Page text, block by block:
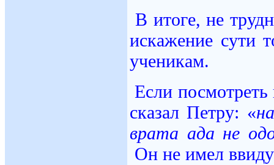
В итоге, не
искажение сути
ученикам.
Если посмотреть
сказал Петру: «
врата ада не
Он не имел